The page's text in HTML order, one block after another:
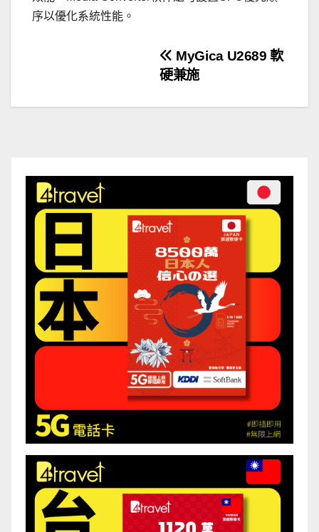
序以優化系統性能。
MyGica U2689 軟
硬兼施